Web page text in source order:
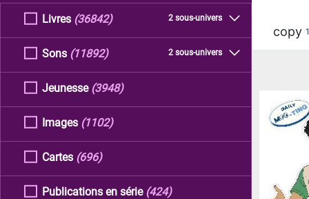
Livres 2 sous-univers
(36842)
Sons 2 sous-univers
(11892)
Jeunesse (3948)
Images (1102)
Cartes (696)
Publications en série (424)
copy